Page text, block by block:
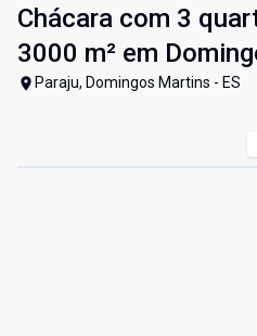
Chácara com 3
3000 m² em
Paraju, Domingos Martins - ES